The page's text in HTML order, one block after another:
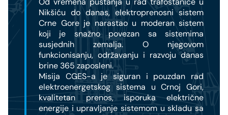
Nikšiću do danas, elektroprenosni sistem
Crne Gore je narastao u moderan sistem
koji je snažno povezan sa sistemima
susjednih zemalja. O njegovom
funkcionisanju, održavanju i razvoju danas
brine 365 zaposleni.
Misija CGES-a je siguran i pouzdan rad
elektroenergetskog sistema u Crnoj Gori,
kvalitetan prenos, isporuka električne
energije i upravljanje sistemom u skladu sa